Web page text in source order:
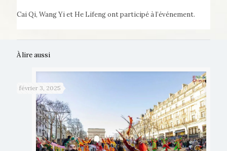
Cai Qi, Wang Yi et He Lifeng ont participé à l’événement.
À lire aussi
février 3, 2025